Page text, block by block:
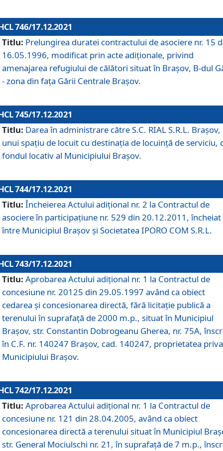
746/17.12.2021
Titlu: Prelungirea duratei contractului de asociere nr. 15
16.05.1996, modificat prin acte adiționale, privind
amenajarea refugiului de călători situat în Brașov, B-dul
- zona din faţa Gării Centrale Brașov.
745/17.12.2021
Titlu: Darea în administrare către S.C. RIAL S.R.L. Brașov,
unui spațiu de locuit cu destinația de locuință de serviciu,
fondul locativ al Municipiului Brașov.
744/17.12.2021
Titlu: Încheierea Actului adițional nr. 2 la Contractul de
asociere în participațiune nr. 529 din 20.12.2011, încheiat
între Municipiul Brașov și Societatea IPORO COM S.R.L.
743/17.12.2021
Titlu: Aprobarea Actului adiţional nr. 1 la Contractul de
concesiune nr. 20125 din 29.05.1997 având ca obiect
cedarea și concesionarea directă, fără licitație publică a
terenului în suprafață de 2000 m.p., situat în Municipiul
Brașov, str. Constantin Dobrogeanu Gherea, nr. 75A,
în C.F. nr. 140247 Brașov, cad. 140247, proprietatea
Municipiului Brașov.
742/17.12.2021
Titlu: Aprobarea Actului adiţional nr. 1 la Contractul de
concesiune nr. 121 din 28.04.2005, având ca obiect
concesionarea directă a terenului situat în Municipiul
str. General Mociulschi nr. 21, în suprafață de 7 m.p.,